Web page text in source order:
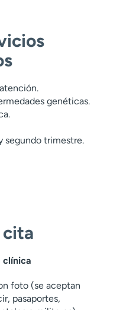
genéticas.
segundo trimestre.
cita
clínica
foto (se aceptan
pasaportes,